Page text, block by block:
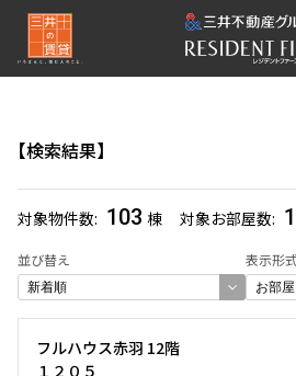
検索結果
対象物件数 103 棟 対象お部屋数
並び替え 表示形
再検索ナビゲーション
選択中の路線
埼京線
(103)
選び
フルハウス赤羽 12階
１２０５